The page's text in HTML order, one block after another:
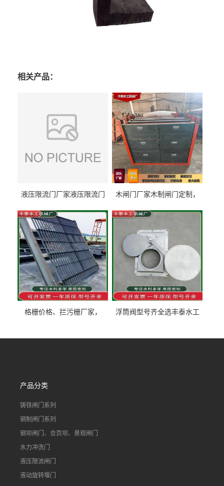
相关产品：
液压限流门厂家液压限流门
泰制造
木闸门厂家木制闸门定制，
型号齐全
格栅价格、拦污栅厂家，
浮筒阀型号齐全选丰泰水工
道水库电站污水处理钢制闸
产品分类
铸铁闸门系列
钢制闸门系列
钢坝闸门、合页坝、景观闸门
水力冲洗门
液压限流闸门
液动旋转堰门